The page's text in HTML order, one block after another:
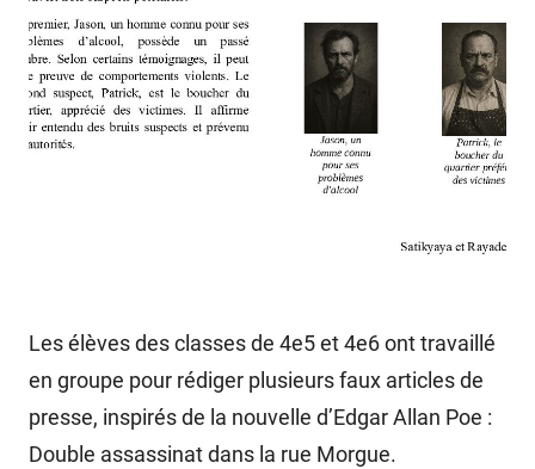
Les élèves des classes de 4e5 et 4e6 ont travaillé
en groupe pour rédiger plusieurs faux articles de
presse, inspirés de la nouvelle d’Edgar Allan Poe :
Double assassinat dans la rue Morgue.